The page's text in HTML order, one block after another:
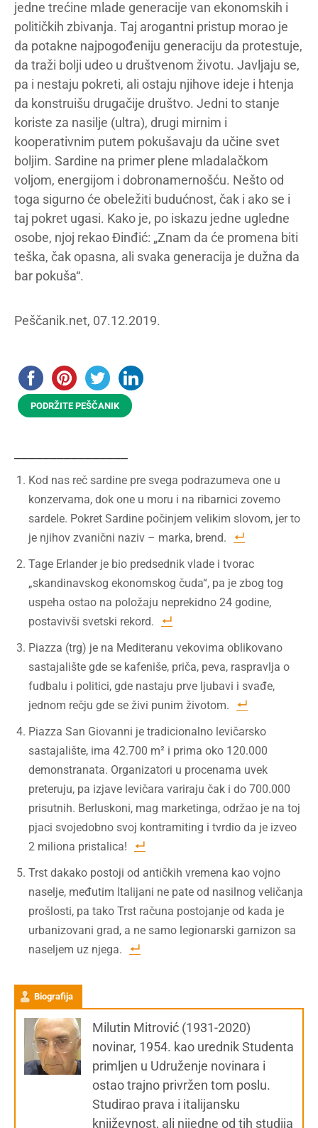
jedne trećine mlade generacije van ekonomskih i
političkih zbivanja. Taj arogantni pristup morao je
da potakne najpogođeniju generaciju da protestuje,
da traži bolji udeo u društvenom životu. Javljaju se,
pa i nestaju pokreti, ali ostaju njihove ideje i htenja
da konstruišu drugačije društvo. Jedni to stanje
koriste za nasilje (ultra), drugi mirnim i
kooperativnim putem pokušavaju da učine svet
boljim. Sardine na primer plene mladalačkom
voljom, energijom i dobronamernošću. Nešto od
toga sigurno će obeležiti budućnost, čak i ako se i
taj pokret ugasi. Kako je, po iskazu jedne ugledne
osobe, njoj rekao Đinđić: „Znam da će promena biti
teška, čak opasna, ali svaka generacija je dužna da
bar pokuša“.
Peščanik.net, 07.12.2019.
PODRŽITE PEŠČANIK
Kod nas reč sardine pre svega podrazumeva one u
konzervama, dok one u moru i na ribarnici zovemo
sardele. Pokret Sardine počinjem velikim slovom, jer to
je njihov zvanični naziv – marka, brend.
Tage Erlander je bio predsednik vlade i tvorac
„skandinavskog ekonomskog čuda“, pa je zbog tog
uspeha ostao na položaju neprekidno 24 godine,
postavivši svetski rekord.
Piazza (trg) je na Mediteranu vekovima oblikovano
sastajalište gde se kafeniše, priča, peva, raspravlja o
fudbalu i politici, gde nastaju prve ljubavi i svađe,
jednom rečju gde se živi punim životom.
Piazza San Giovanni je tradicionalno levičarsko
sastajalište, ima 42.700 m² i prima oko 120.000
demonstranata. Organizatori u procenama uvek
preteruju, pa izjave levičara variraju čak i do 700.000
prisutnih. Berluskoni, mag marketinga, održao je na toj
pjaci svojedobno svoj kontramiting i tvrdio da je izveo
2 miliona pristalica!
Trst dakako postoji od antičkih vremena kao vojno
naselje, međutim Italijani ne pate od nasilnog veličanja
prošlosti, pa tako Trst računa postojanje od kada je
urbanizovani grad, a ne samo legionarski garnizon sa
naseljem uz njega.
Biografija
Milutin Mitrović (1931-2020)
novinar, 1954. kao urednik Studenta
primljen u Udruženje novinara i
ostao trajno privržen tom poslu.
Studirao prava i italijansku
književnost, ali nijedne od tih studija